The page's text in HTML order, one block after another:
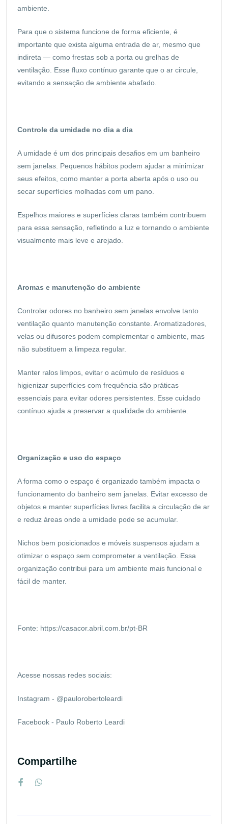
ambiente.
Para que o sistema funcione de forma eficiente, é
importante que exista alguma entrada de ar, mesmo que
indireta — como frestas sob a porta ou grelhas de
ventilação. Esse fluxo contínuo garante que o ar circule,
evitando a sensação de ambiente abafado.
Controle da umidade no dia a dia
A umidade é um dos principais desafios em um banheiro
sem janelas. Pequenos hábitos podem ajudar a minimizar
seus efeitos, como manter a porta aberta após o uso ou
secar superfícies molhadas com um pano.
Espelhos maiores e superfícies claras também contribuem
para essa sensação, refletindo a luz e tornando o ambiente
visualmente mais leve e arejado.
Aromas e manutenção do ambiente
Controlar odores no banheiro sem janelas envolve tanto
ventilação quanto manutenção constante. Aromatizadores,
velas ou difusores podem complementar o ambiente, mas
não substituem a limpeza regular.
Manter ralos limpos, evitar o acúmulo de resíduos e
higienizar superfícies com frequência são práticas
essenciais para evitar odores persistentes. Esse cuidado
contínuo ajuda a preservar a qualidade do ambiente.
Organização e uso do espaço
A forma como o espaço é organizado também impacta o
funcionamento do banheiro sem janelas. Evitar excesso de
objetos e manter superfícies livres facilita a circulação de ar
e reduz áreas onde a umidade pode se acumular.
Nichos bem posicionados e móveis suspensos ajudam a
otimizar o espaço sem comprometer a ventilação. Essa
organização contribui para um ambiente mais funcional e
fácil de manter.
Fonte: https://casacor.abril.com.br/pt-BR
Acesse nossas redes sociais:
Instagram - @paulorobertoleardi
Facebook - Paulo Roberto Leardi
Compartilhe